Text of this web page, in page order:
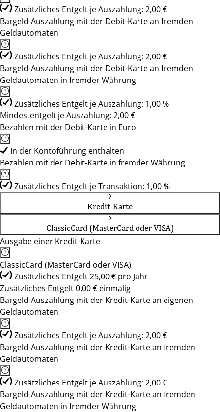
Zusätzliches Entgelt je Auszahlung: 2,00 €
Bargeld-Auszahlung mit der Debit-Karte an fremden
Geldautomaten
Zusätzliches Entgelt je Auszahlung: 2,00 €
Bargeld-Auszahlung mit der Debit-Karte an fremden
Geldautomaten in fremder Währung
Zusätzliches Entgelt je Auszahlung: 1,00 %
Mindestentgelt je Auszahlung: 2,00 €
Bezahlen mit der Debit-Karte in Euro
In der Kontoführung enthalten
Bezahlen mit der Debit-Karte in fremder Währung
Zusätzliches Entgelt je Transaktion: 1,00 %
Kredit-Karte
ClassicCard (MasterCard oder VISA)
Ausgabe einer Kredit-Karte
ClassicCard (MasterCard oder VISA)
Zusätzliches Entgelt 25,00 € pro Jahr
Zusätzliches Entgelt 0,00 € einmalig
Bargeld-Auszahlung mit der Kredit-Karte an eigenen
Geldautomaten
Zusätzliches Entgelt je Auszahlung: 2,00 €
Bargeld-Auszahlung mit der Kredit-Karte an fremden
Geldautomaten
Zusätzliches Entgelt je Auszahlung: 2,00 €
Bargeld-Auszahlung mit der Kredit-Karte an fremden
Geldautomaten in fremder Währung